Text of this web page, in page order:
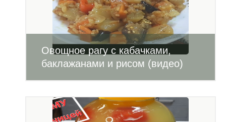
Овощное рагу с кабачками,
баклажанами и рисом (видео)